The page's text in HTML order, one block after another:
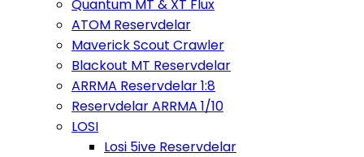
Quantum MT & XT Flux
ATOM Reservdelar
Maverick Scout Crawler
Blackout MT Reservdelar
ARRMA Reservdelar 1:8
Reservdelar ARRMA 1/10
LOSI
Losi 5ive Reservdelar